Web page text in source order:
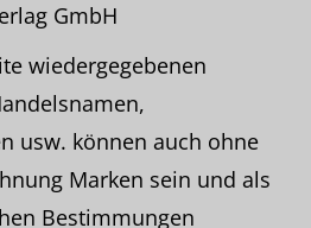
GmbH
wiedergegebenen
usw. können auch ohne
Marken sein und als
Bestimmungen